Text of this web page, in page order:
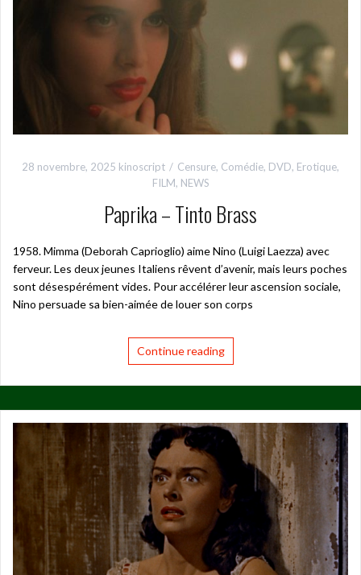
28 novembre, 2025 kinoscript Censure, Comédie, DVD, Erotique,
FILM, NEWS
Paprika – Tinto Brass
1958. Mimma (Deborah Caprioglio) aime Nino (Luigi Laezza) avec
ferveur. Les deux jeunes Italiens rêvent d’avenir, mais leurs poches
sont désespérément vides. Pour accélérer leur ascension sociale,
Nino persuade sa bien-aimée de louer son corps
Continue reading